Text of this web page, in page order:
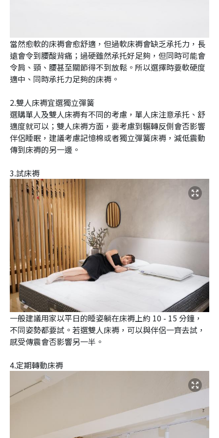
當然愈軟的床褥會愈舒適，但過軟床褥會缺乏承托力，長
遠會令到腰酸背痛；過硬雖然承托好足夠，但同時可能會
令肩、頸、腰甚至關節得不到放鬆。所以選擇時要軟硬度
適中、同時承托力足夠的床褥。
2.雙人床褥宜選獨立彈簧
選購單人及雙人床褥有不同的考慮，單人床注意承托、舒
適度就可以；雙人床褥方面，要考慮到輾轉反側會否影響
伴侶睡眠，建議考慮記憶棉或者獨立彈簧床褥，減低震動
傳到床褥的另一邊。
3.試床褥
一般建議用家以平日的睡姿躺在床褥上約 10 - 15 分鐘，
不同姿勢都要試。若選雙人床褥，可以與伴侶一齊去試，
感受傳震會否影響另一半。
4.定期轉動床褥